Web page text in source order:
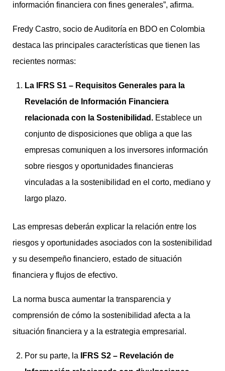
información financiera con fines generales”, afirma.
Fredy Castro, socio de Auditoría en BDO en Colombia
destaca las principales características que tienen las
recientes normas:
La IFRS S1 – Requisitos Generales para la
Revelación de Información Financiera
relacionada con la Sostenibilidad. Establece un
conjunto de disposiciones que obliga a que las
empresas comuniquen a los inversores información
sobre riesgos y oportunidades financieras
vinculadas a la sostenibilidad en el corto, mediano y
largo plazo.
Las empresas deberán explicar la relación entre los
riesgos y oportunidades asociados con la sostenibilidad
y su desempeño financiero, estado de situación
financiera y flujos de efectivo.
La norma busca aumentar la transparencia y
comprensión de cómo la sostenibilidad afecta a la
situación financiera y a la estrategia empresarial.
Por su parte, la
IFRS S2 – Revelación de